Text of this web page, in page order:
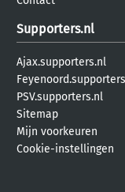
Supporters.nl
Ajax.supporters.nl
PSV.supporters.nl
Sitemap
Mijn voorkeuren
Cookie-instellingen